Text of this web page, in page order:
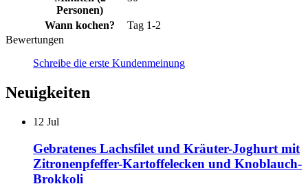
Personen)
Wann kochen?
Tag 1-2
Bewertungen
Schreibe die erste Kundenmeinung
Neuigkeiten
12 Jul
Gebratenes Lachsfilet und Kräuter-Joghurt mit
Zitronenpfeffer-Kartoffelecken und Knoblauch-
Brokkoli